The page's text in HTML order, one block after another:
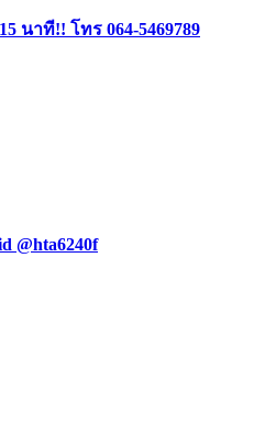
นาที!! โทร 064-5469789
@hta6240f